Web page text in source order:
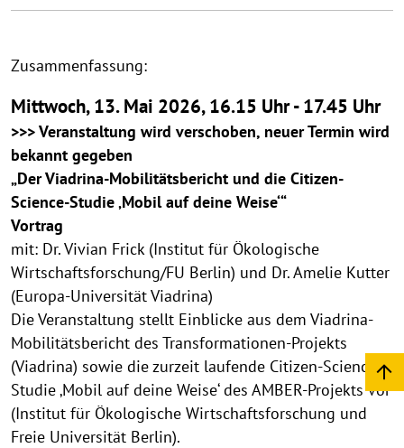
Zusammenfassung:
Mittwoch, 13. Mai 2026, 16.15 Uhr - 17.45 Uhr
>>> Veranstaltung wird verschoben, neuer Termin wird
bekannt gegeben
„Der Viadrina-Mobilitätsbericht und die Citizen-
Science-Studie ‚Mobil auf deine Weise‘“
Vortrag
mit: Dr. Vivian Frick (Institut für Ökologische
Wirtschaftsforschung/FU Berlin) und Dr. Amelie Kutter
(Europa-Universität Viadrina)
Die Veranstaltung stellt Einblicke aus dem Viadrina-
Mobilitätsbericht des Transformationen-Projekts
(Viadrina) sowie die zurzeit laufende Citizen-Science-
Studie ‚Mobil auf deine Weise‘ des AMBER-Projekts vor
(Institut für Ökologische Wirtschaftsforschung und
Freie Universität Berlin).